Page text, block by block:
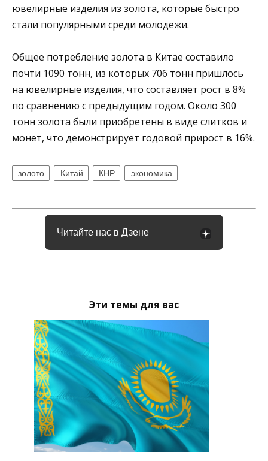
ювелирные изделия из золота, которые быстро
стали популярными среди молодежи.
Общее потребление золота в Китае составило
почти 1090 тонн, из которых 706 тонн пришлось
на ювелирные изделия, что составляет рост в 8%
по сравнению с предыдущим годом. Около 300
тонн золота были приобретены в виде слитков и
монет, что демонстрирует годовой прирост в 16%.
золото Китай КНР экономика
Читайте нас в Дзене
Эти темы для вас